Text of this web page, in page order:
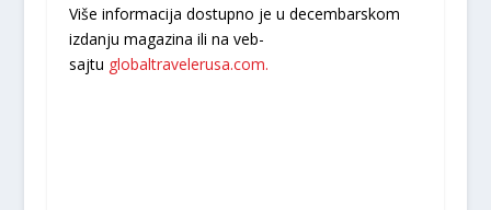
Više informacija dostupno je u decembarskom
izdanju magazina ili na veb-
sajtu globaltravelerusa.com.